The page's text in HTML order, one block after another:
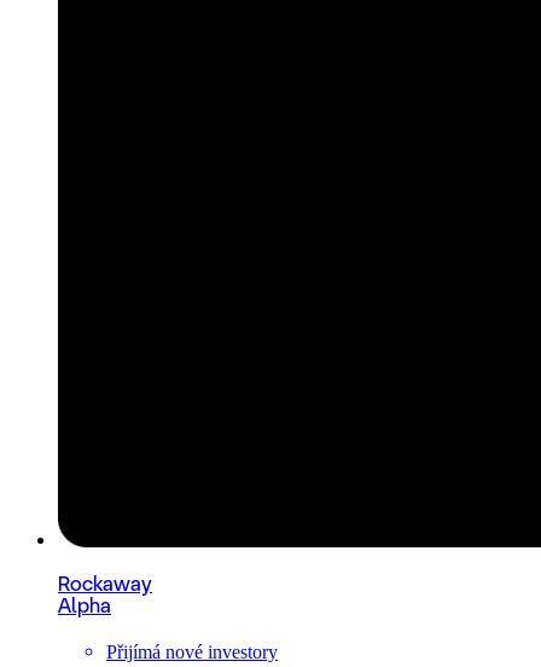
Rockaway
Alpha
Přijímá nové investory